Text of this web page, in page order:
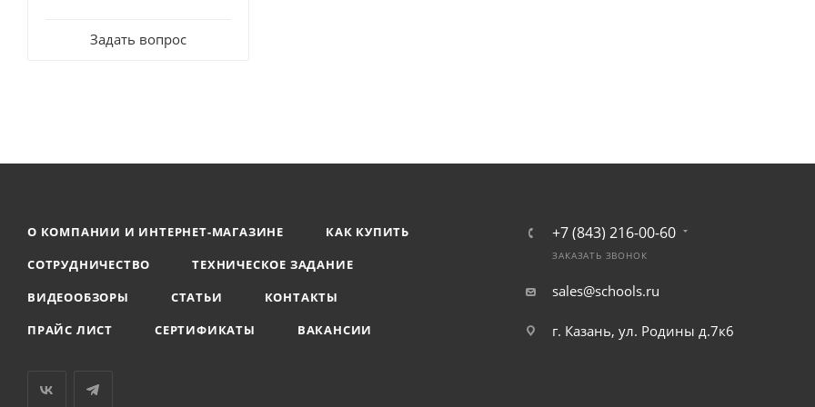
Задать вопрос
О КОМПАНИИ И ИНТЕРНЕТ-МАГАЗИНЕ
КАК КУПИТЬ
СОТРУДНИЧЕСТВО
ТЕХНИЧЕСКОЕ ЗАДАНИЕ
ВИДЕООБЗОРЫ
СТАТЬИ
КОНТАКТЫ
ПРАЙС ЛИСТ
СЕРТИФИКАТЫ ВАКАНСИИ
+7 (843) 216-00-60
ЗАКАЗАТЬ ЗВОНОК
sales@schools.ru
г. Казань, ул. Родины д.7к6